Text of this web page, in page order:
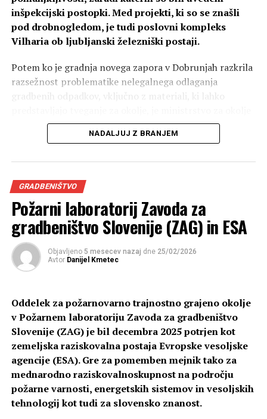
inšpekcijski postopki. Med projekti, ki so se znašli
pod drobnogledom, je tudi poslovni kompleks
Vilharia ob ljubljanski železniški postaji.
Potem ko je gradnja novega zapora v Dobrunjah razkrila
razsežnost problematike nelegalnega odlaganja
gradbenih odpadkov, vključno z materiali, ki lahko
in prostor zaostrilo nadzor nad tovrstnimi praksami.
uporabnega dovoljenja, so pristojni začeli podrobneje
preverjati, ali so investitorji z gradbenimi odpadki
ravnali skladno z veljavnimi predpisi in pogoji iz
dovoljenj. V gradbeni panogi se je zato pojavila
zaskrbljenost, da bi morebitne ugotovljene nepravilnosti
lahko vplivale na zaključek večmilijonskih investicij.
Na povečano negotovost v sektorju sta na portalu Tax-
primere, ko v postopkih pridobivanja uporabnega
dovoljenja prihaja do neizdaje oziroma zamud pri izdaji
potrebnih soglasij. Dnevnik.si je za dodatna pojasnila
zaprosil pristojne institucije, odgovor pa je podalo
ministrstvo za okolje in prostor, ki ga vodi Polona Rifelj.
Večina pregledov razkrije določene
NADALJUJ Z BRANJEM
GRADBENIŠTVO
Požarni laboratorij Zavoda za
gradbeništvo Slovenije (ZAG) in ESA
Objavljeno 5 mesecev nazaj dne 25/02/2026
Avtor Danijel Kmetec
Oddelek za požarnovarno trajnostno grajeno okolje
v Požarnem laboratoriju Zavoda za gradbeništvo
Slovenije (ZAG) je bil decembra 2025 potrjen kot
zemeljska raziskovalna postaja Evropske vesoljske
agencije (ESA). Gre za pomemben mejnik tako za
mednarodno raziskovalnoskupnost na področju
požarne varnosti, energetskih sistemov in vesoljskih
tehnologij kot tudi za slovensko znanost.